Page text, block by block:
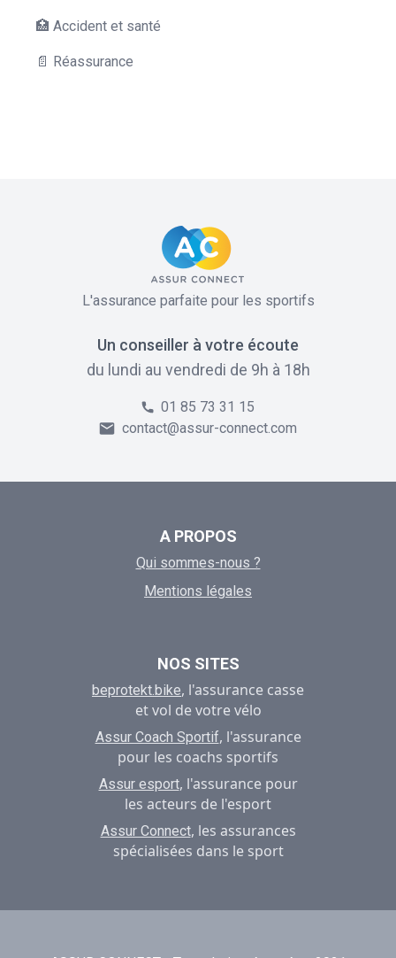
🏥 Accident et santé
📄 Réassurance
L'assurance parfaite pour les sportifs
Un conseiller à votre écoute
du lundi au vendredi de 9h à 18h
01 85 73 31 15
contact@assur-connect.com
A PROPOS
Qui sommes-nous ?
Mentions légales
NOS SITES
beprotekt.bike, l'assurance casse
et vol de votre vélo
Assur Coach Sportif, l'assurance
pour les coachs sportifs
Assur esport, l'assurance pour
les acteurs de l'esport
Assur Connect, les assurances
spécialisées dans le sport